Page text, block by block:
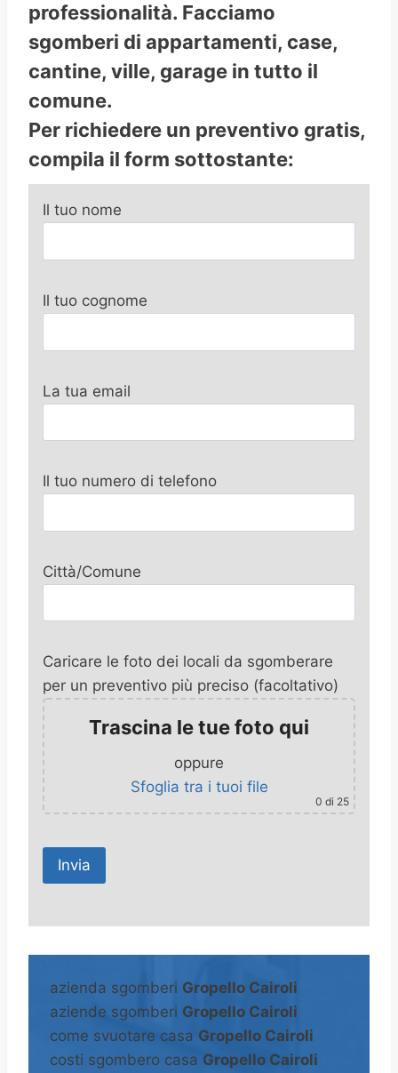
professionalità. Facciamo
sgomberi di appartamenti, case,
cantine, ville, garage in tutto il
comune.
Per richiedere un preventivo gratis,
compila il form sottostante:
Il tuo nome
Il tuo cognome
La tua email
Il tuo numero di telefono
Città/Comune
Caricare le foto dei locali da sgomberare
per un preventivo più preciso (facoltativo)
Trascina le tue foto qui
oppure
Sfoglia tra i tuoi file
0 di 25
A
e
n
a
azienda sgomberi Gropello Cairoli
aziende sgomberi Gropello Cairoli
come svuotare casa Gropello Cairoli
costi sgombero casa Gropello Cairoli